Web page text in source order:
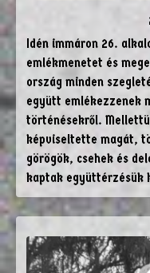
Idén immáron 26.
emlékmenetet és
ország minden
együtt emlékezzenek
történésekről.
képviseltette magát,
görögök, csehek és
kaptak együttérzésük